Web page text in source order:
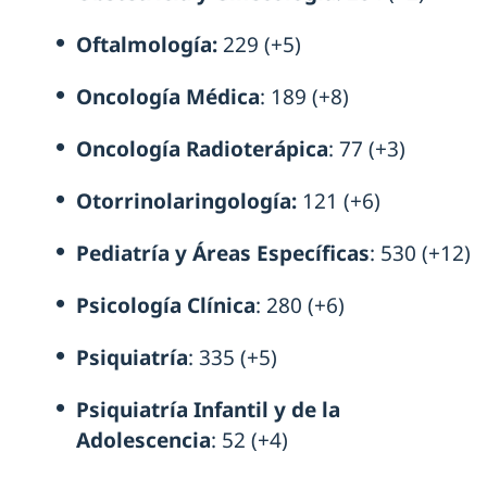
Oftalmología: 229 (+5)
Oncología Médica: 189 (+8)
Oncología Radioterápica: 77 (+3)
Otorrinolaringología: 121 (+6)
Pediatría y Áreas Específicas: 530 (+12)
Psicología Clínica: 280 (+6)
Psiquiatría: 335 (+5)
Psiquiatría Infantil y de la
Adolescencia: 52 (+4)